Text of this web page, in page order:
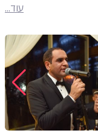
עוד...